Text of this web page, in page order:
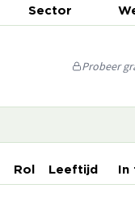
Sector
Probeer
Rol Leeftijd